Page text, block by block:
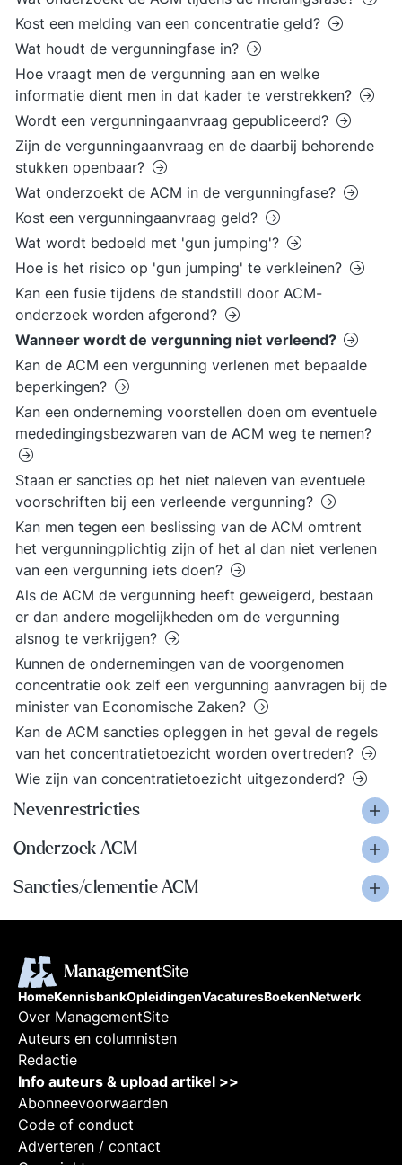
Kost een melding van een concentratie geld?
Wat houdt de vergunningfase in?
Hoe vraagt men de vergunning aan en welke
informatie dient men in dat kader te verstrekken?
Wordt een vergunningaanvraag gepubliceerd?
Zijn de vergunningaanvraag en de daarbij behorende
stukken openbaar?
Wat onderzoekt de ACM in de vergunningfase?
Kost een vergunningaanvraag geld?
Wat wordt bedoeld met 'gun jumping'?
Hoe is het risico op 'gun jumping' te verkleinen?
Kan een fusie tijdens de standstill door ACM-
onderzoek worden afgerond?
Wanneer wordt de vergunning niet verleend?
Kan de ACM een vergunning verlenen met bepaalde
beperkingen?
Kan een onderneming voorstellen doen om eventuele
mededingingsbezwaren van de ACM weg te nemen?
Staan er sancties op het niet naleven van eventuele
voorschriften bij een verleende vergunning?
Kan men tegen een beslissing van de ACM omtrent
het vergunningplichtig zijn of het al dan niet verlenen
van een vergunning iets doen?
Als de ACM de vergunning heeft geweigerd, bestaan
er dan andere mogelijkheden om de vergunning
alsnog te verkrijgen?
Kunnen de ondernemingen van de voorgenomen
concentratie ook zelf een vergunning aanvragen bij de
minister van Economische Zaken?
Kan de ACM sancties opleggen in het geval de regels
van het concentratietoezicht worden overtreden?
Wie zijn van concentratietoezicht uitgezonderd?
Nevenrestricties
Onderzoek ACM
Sancties/clementie ACM
HomeKennisbankOpleidingenVacaturesBoekenNetwerk
Over ManagementSite
Auteurs en columnisten
Redactie
Info auteurs & upload artikel >>
Abonneevoorwaarden
Code of conduct
Adverteren / contact